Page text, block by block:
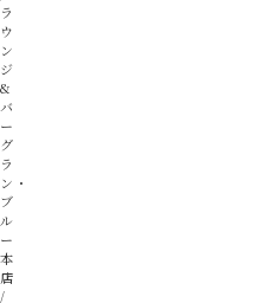
ラ
ウ
ン
ジ
&
バ
ー
グ
ラ
ン・
ブ
ル
ー
本
店